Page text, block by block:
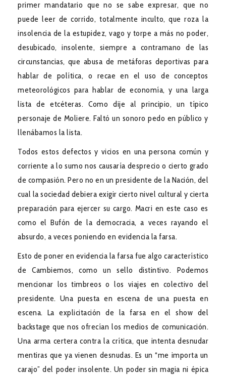
primer mandatario que no se sabe expresar, que no
puede leer de corrido, totalmente inculto, que roza la
insolencia de la estupidez, vago y torpe a más no poder,
desubicado, insolente, siempre a contramano de las
circunstancias, que abusa de metáforas deportivas para
hablar de política, o recae en el uso de conceptos
meteorológicos para hablar de economía, y una larga
lista de etcéteras. Como dije al principio, un típico
personaje de Moliere. Faltó un sonoro pedo en público y
llenábamos la lista.
Todos estos defectos y vicios en una persona común y
corriente a lo sumo nos causaría desprecio o cierto grado
de compasión. Pero no en un presidente de la Nación, del
cual la sociedad debiera exigir cierto nivel cultural y cierta
preparación para ejercer su cargo. Macri en este caso es
como el Bufón de la democracia, a veces rayando el
absurdo, a veces poniendo en evidencia la farsa.
Esto de poner en evidencia la farsa fue algo característico
de Cambiemos, como un sello distintivo. Podemos
mencionar los timbreos o los viajes en colectivo del
presidente. Una puesta en escena de una puesta en
escena. La explicitación de la farsa en el show del
backstage que nos ofrecían los medios de comunicación.
Una arma certera contra la crítica, que intenta desnudar
mentiras que ya vienen desnudas. Es un “me importa un
carajo” del poder insolente. Un poder sin magia ni épica